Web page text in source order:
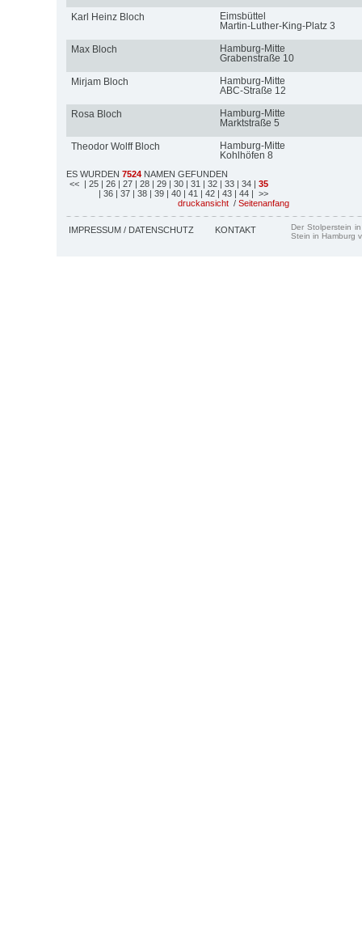
Karl Heinz Bloch
Eimsbüttel
Martin-Luther-King-Platz 3
Max Bloch
Hamburg-Mitte
Grabenstraße 10
Mirjam Bloch
Hamburg-Mitte
ABC-Straße 12
Rosa Bloch
Hamburg-Mitte
Marktstraße 5
Theodor Wolff Bloch
Hamburg-Mitte
Kohlhöfen 8
ES WURDEN 7524 NAMEN GEFUNDEN
<< | 25 | 26 | 27 | 28 | 29 | 30 | 31 | 32 | 33 | 34 | 35
| 36 | 37 | 38 | 39 | 40 | 41 | 42 | 43 | 44 | >>
druckansicht / Seitenanfang
IMPRESSUM / DATENSCHUTZ KONTAKT
Der Stolperstein
Stein in Hamburg